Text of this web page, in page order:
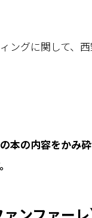
ングに関して、
本の内容をかみ